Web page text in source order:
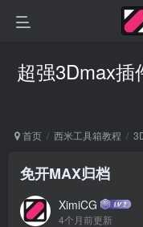
超强3Dmax
首页 西米工具箱教程
免开MAX归档
XimiCG
4个月前更新